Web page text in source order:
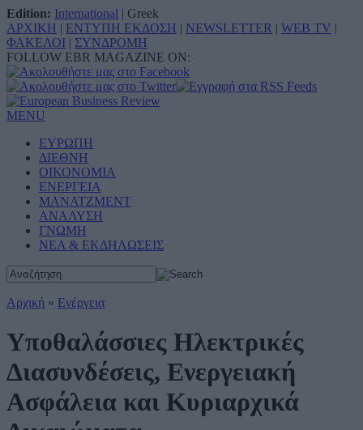
Edition: International | Greek
ΑΡΧΙΚΗ | ΕΝΤΥΠΗ ΕΚΔΟΣΗ | NEWSLETTER | WEB TV |
ΦΑΚΕΛΟΙ | ΣΥΝΔΡΟΜΗ
FOLLOW EBR MAGAZINE ON:
MENU
ΕΥΡΩΠΗ
ΔΙΕΘΝΗ
ΟΙΚΟΝΟΜΙΑ
ΕΝΕΡΓΕΙΑ
ΜΑΝΑΤΖΜΕΝΤ
ΑΝΑΛΥΣΗ
ΓΝΩΜΗ
ΝΕΑ & ΕΚΔΗΛΩΣΕΙΣ
Αρχική » Ενέργεια
Υποθαλάσσιες Ηλεκτρικές
Διασυνδέσεις, Ενεργειακή
Ασφάλεια και Κυριαρχικά